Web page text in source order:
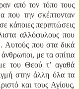
από τον τόπο τους
που την σκέπτονταν
κάποιες περιπτώσεις
αλλόφυλους που
Αυτούς που στα δικά
με τα σπίτια
του Θεού τ’ αγαθά
στην άλλη όλα τα
και τους Αγίους,